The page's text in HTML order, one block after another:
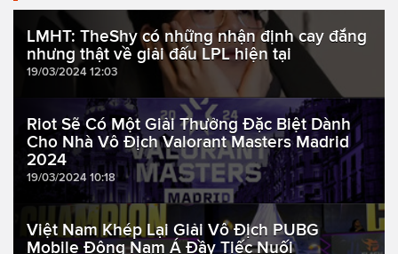
LMHT: TheShy có những nhận định cay đắng
nhưng thật về giải đấu LPL hiện tại
19/03/2024 12:03
Riot Sẽ Có Một Giải Thưởng Đặc Biệt Dành
Cho Nhà Vô Địch Valorant Masters Madrid
2024
19/03/2024 10:18
Việt Nam Khép Lại Giải Vô Địch PUBG
Mobile Đông Nam Á Đầy Tiếc Nuối